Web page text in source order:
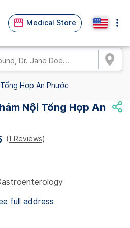
Medical Store
Hợp An Phước
Nội Tổng Hợp An
(1 Reviews)
full address